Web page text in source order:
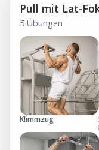
Pull mit Lat-
5 Übungen
Klimmzug